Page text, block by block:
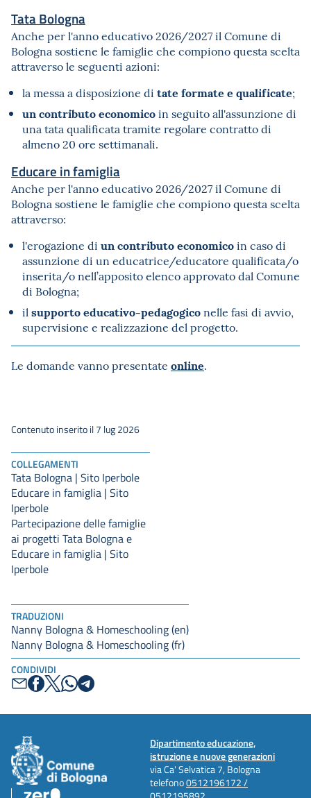
TRADUZIONI
Nanny Bologna & Homeschooling (en)
Nanny Bologna & Homeschooling (fr)
CONDIVIDI
Tata Bologna
Anche per l'anno educativo 2026/2027 il Comune di
Bologna sostiene le famiglie che compiono questa scelta
attraverso le seguenti azioni:
la messa a disposizione di tate formate e qualificate;
un contributo economicoin seguito all'assunzione di
una tata qualificata tramite regolare contratto di
almeno 20 ore settimanali.
Educare in famiglia
Anche per l'anno educativo 2026/2027 il Comune di
Bologna sostiene le famiglie che compiono questa scelta
attraverso:
l'erogazione di un contributo economicoin caso di
assunzione di un educatrice/educatore qualificata/o
inserita/o nell’apposito elenco approvato dal Comune
di Bologna;
il supporto educativo-pedagogiconelle fasi di avvio,
supervisione e realizzazione del progetto.
Le domande vanno presentate online.
COLLEGAMENTI
Tata Bologna | Sito Iperbole
Educare in famiglia | Sito
Iperbole
Partecipazione delle famiglie
ai progetti Tata Bologna e
Educare in famiglia | Sito
Iperbole
Contenuto inserito il 7 lug 2026
Dipartimento educazione,
istruzione e nuove generazioni
via Ca' Selvatica 7, Bologna
telefono0512196172 /